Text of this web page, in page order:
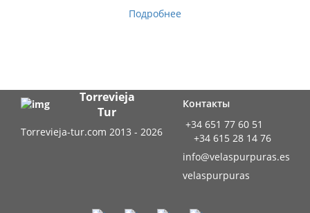
Подробнее
Torrevieja
Tur
Torrevieja-tur.com 2013 - 2026
Контакты
+34 651 77 60 51
+34 615 28 14 76
info@velaspurpuras.es
velaspurpuras